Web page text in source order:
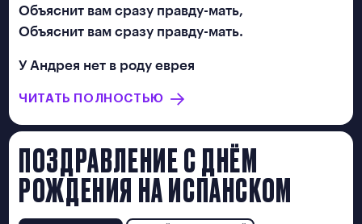
Объяснит вам сразу правду-мать,
Объяснит вам сразу правду-мать.
У Андрея нет в роду еврея
ЧИТАТЬ ПОЛНОСТЬЮ
ПОЗДРАВЛЕНИЕ С ДНЁМ
РОЖДЕНИЯ НА ИСПАНСКОМ
Прислать
песню